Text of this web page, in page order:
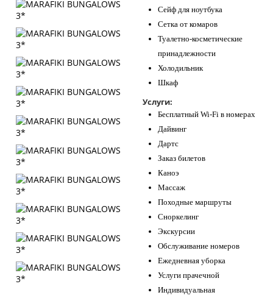
Сейф для ноутбука
Сетка от комаров
Туалетно-косметические
принадлежности
Холодильник
Шкаф
Услуги:
Бесплатный Wi-Fi в номерах
Дайвинг
Дартс
Заказ билетов
Каноэ
Массаж
Походные маршруты
Сноркелинг
Экскурсии
Обслуживание номеров
Ежедневная уборка
Услуги прачечной
Индивидуальная